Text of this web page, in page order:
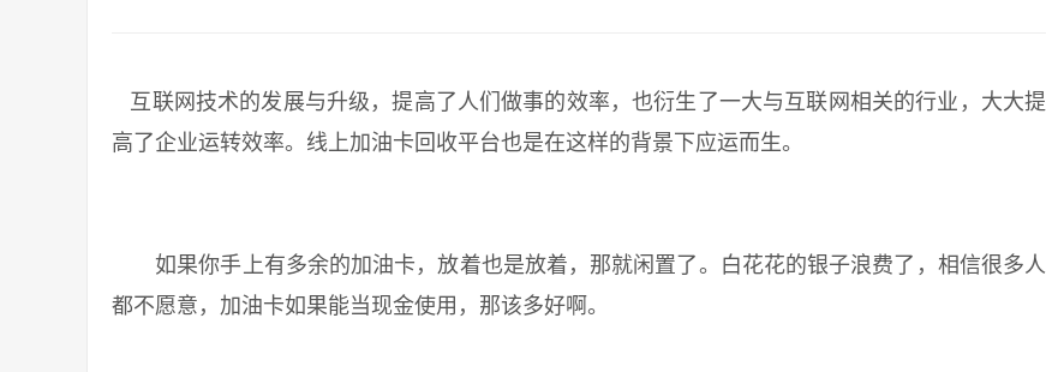
互联网技术的发展与升级，提高了人们做事的效率，也衍生了一大与互联网相关的行业，大大提
高了企业运转效率。线上加油卡回收平台也是在这样的背景下应运而生。
如果你手上有多余的加油卡，放着也是放着，那就闲置了。白花花的银子浪费了，相信很多人
都不愿意，加油卡如果能当现金使用，那该多好啊。